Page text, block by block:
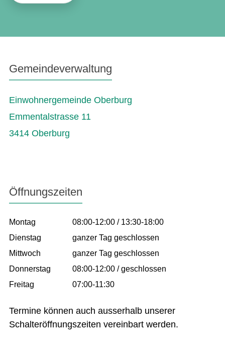
Gemeindeverwaltung
Einwohnergemeinde Oberburg
Emmentalstrasse 11
3414 Oberburg
Öffnungszeiten
Montag
08:00-12:00 / 13:30-18:00
Dienstag
ganzer Tag geschlossen
Mittwoch
ganzer Tag geschlossen
Donnerstag
08:00-12:00 / geschlossen
Freitag
07:00-11:30
Termine können auch ausserhalb unserer
Schalteröffnungszeiten vereinbart werden.